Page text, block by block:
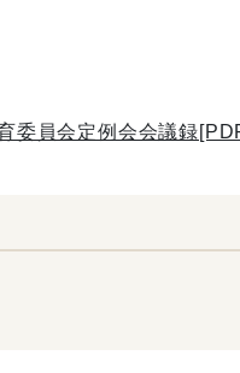
委員会定例会会議録